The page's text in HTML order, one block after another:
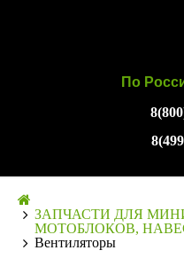
По
ЗАПЧАСТИ ДЛЯ
МОТОБЛОКОВ,
Вентиляторы